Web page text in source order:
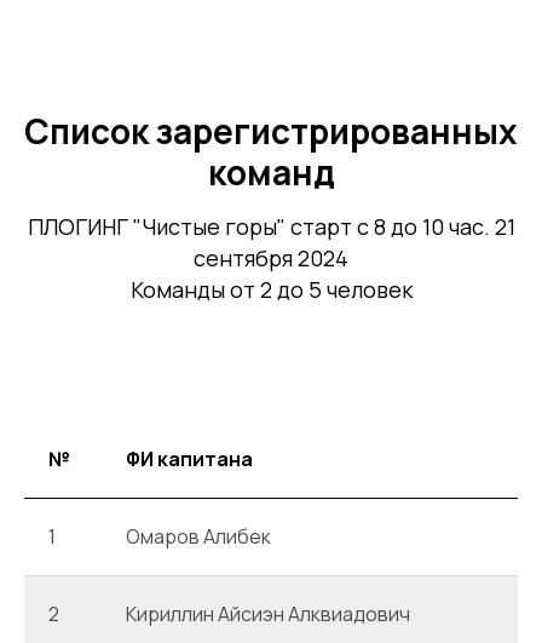
Список зарегистрированных
команд
ПЛОГИНГ "Чистые горы" старт с 8 до 10 час. 21
сентября 2024
Команды от 2 до 5 человек
№ ФИ капитана
1 Омаров Алибек
2 Кириллин Айсиэн Алквиадович